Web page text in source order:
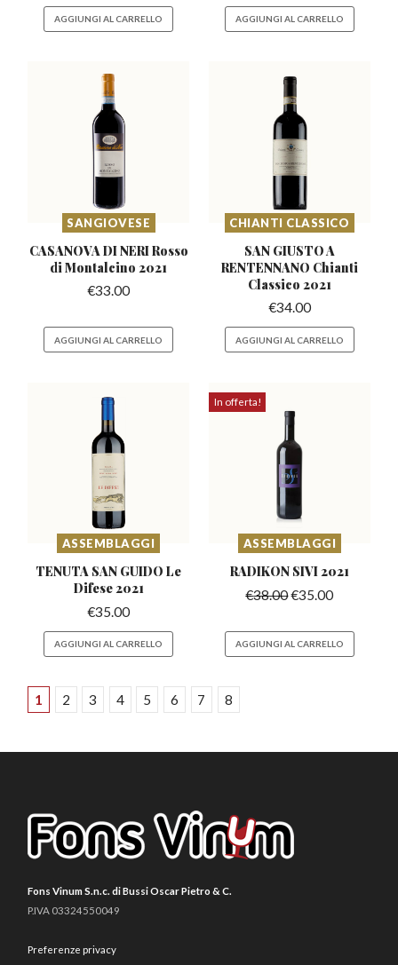
AGGIUNGI AL CARRELLO AGGIUNGI AL CARRELLO
SANGIOVESE
CASANOVA DI NERI Rosso
di Montalcino 2021
€33.00
AGGIUNGI AL CARRELLO
CHIANTI CLASSICO
SAN GIUSTO A
RENTENNANO Chianti
Classico 2021
€34.00
AGGIUNGI AL CARRELLO
ASSEMBLAGGI
TENUTA SAN GUIDOLe
Difese 2021
€35.00
AGGIUNGI AL CARRELLO
In offerta!
ASSEMBLAGGI
RADIKON SIVI 2021
€38.00€35.00
AGGIUNGI AL CARRELLO
1 2 3 4 5 6 7 8
Fons Vinum S.n.c. di Bussi Oscar Pietro & C.
P.IVA 03324550049
Preferenze privacy